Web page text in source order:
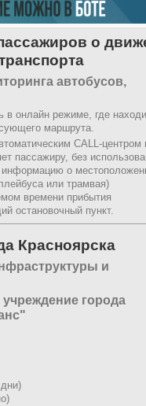
о
автобусов,
онлайн режиме, где
маршрута.
CALL-центром
пассажиру, без
информацию о
или трамвая)
времени прибытия
остановочный пункт.
Красноярска
и
города